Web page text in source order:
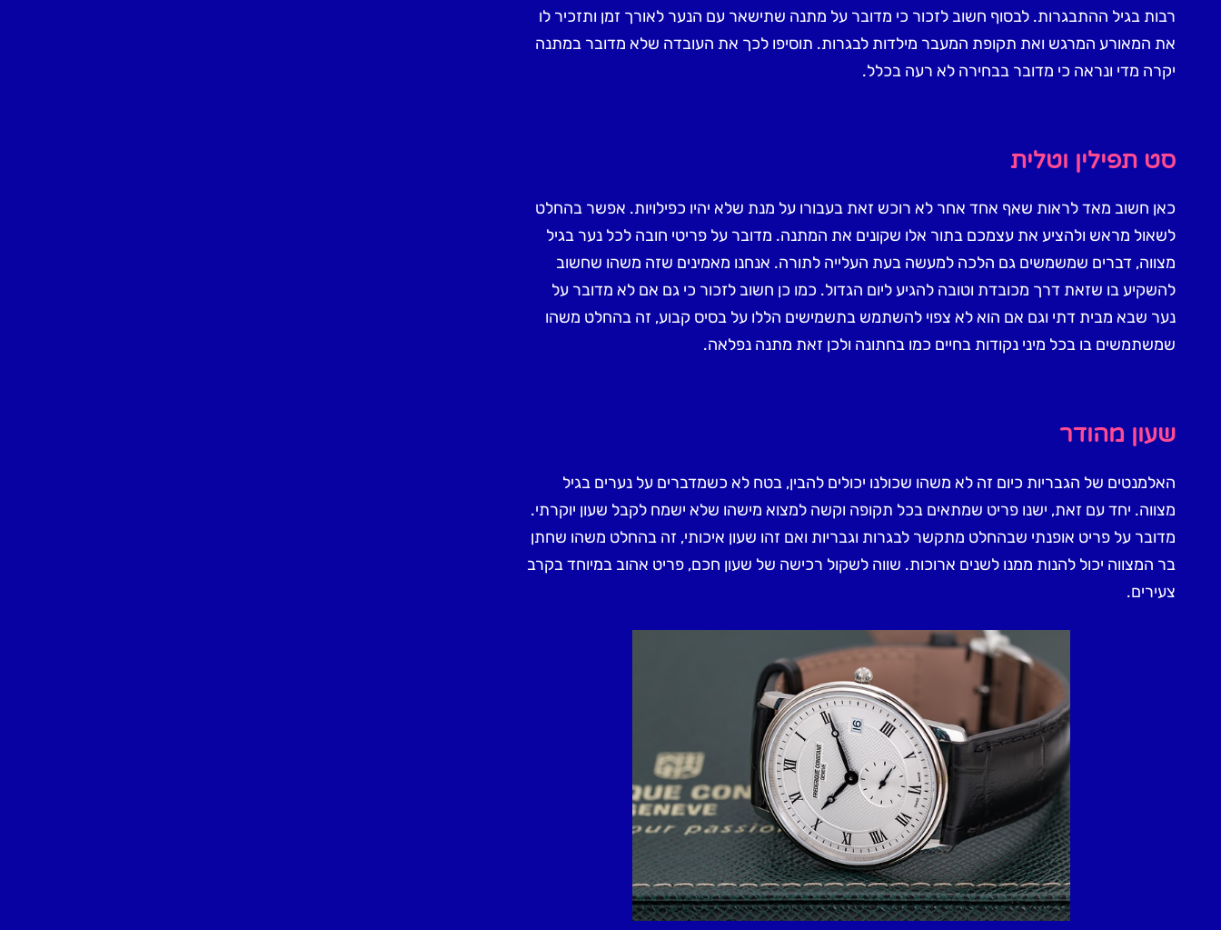
רבות בגיל ההתבגרות. לבסוף חשוב לזכור כי מדובר על מתנה שתישאר עם הנער לאורך זמן ותזכיר לו
את המאורע המרגש ואת תקופת המעבר מילדות לבגרות. תוסיפו לכך את העובדה שלא מדובר במתנה
יקרה מדי ונראה כי מדובר בבחירה לא רעה בכלל.
סט תפילין וטלית
כאן חשוב מאד לראות שאף אחד אחר לא רוכש זאת בעבורו על מנת שלא יהיו כפילויות. אפשר בהחלט
לשאול מראש ולהציע את עצמכם בתור אלו שקונים את המתנה. מדובר על פריטי חובה לכל נער בגיל
מצווה, דברים שמשמשים גם הלכה למעשה בעת העלייה לתורה. אנחנו מאמינים שזה משהו שחשוב
להשקיע בו שזאת דרך מכובדת וטובה להגיע ליום הגדול. כמו כן חשוב לזכור כי גם אם לא מדובר על
נער שבא מבית דתי וגם אם הוא לא צפוי להשתמש בתשמישים הללו על בסיס קבוע, זה בהחלט משהו
שמשתמשים בו בכל מיני נקודות בחיים כמו בחתונה ולכן זאת מתנה נפלאה.
שעון מהודר
האלמנטים של הגבריות כיום זה לא משהו שכולנו יכולים להבין, בטח לא כשמדברים על נערים בגיל
מצווה. יחד עם זאת, ישנו פריט שמתאים בכל תקופה וקשה למצוא מישהו שלא ישמח לקבל שעון יוקרתי.
מדובר על פריט אופנתי שבהחלט מתקשר לבגרות וגבריות ואם זהו שעון איכותי, זה בהחלט משהו שחתן
בר המצווה יכול להנות ממנו לשנים ארוכות. שווה לשקול רכישה של שעון חכם, פריט אהוב במיוחד בקרב
צעירים.